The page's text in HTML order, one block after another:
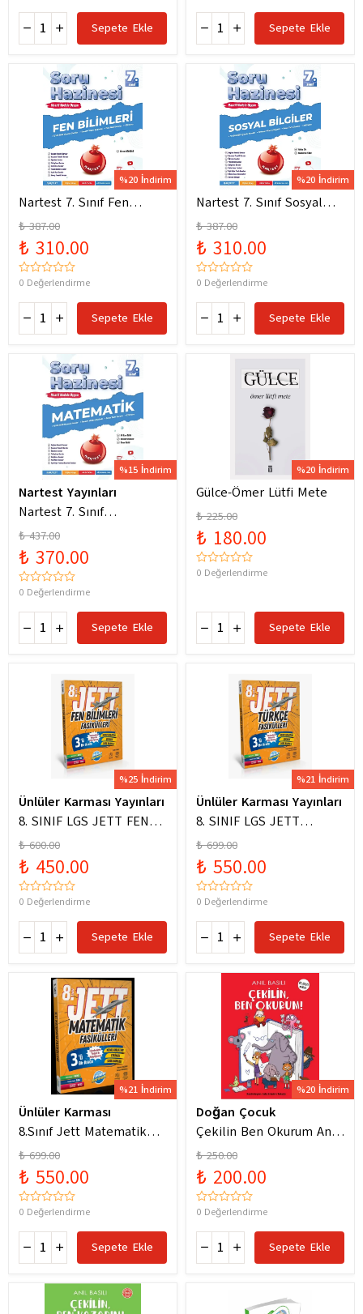
Sepete Ekle Sepete Ekle
%20 İndirim
Nartest 7. Sınıf Fen
Bilimleri Soru Hazinesi
Yeni Maarif Modele
Uygun
₺ 387.00
₺ 310.00
0 Değerlendirme
Sepete Ekle
%20 İndirim
Nartest 7. Sınıf Sosyal
Bilgiler Soru Hazinesi
Yeni Maarif Modele
Uygun
₺ 387.00
₺ 310.00
0 Değerlendirme
Sepete Ekle
%15 İndirim
Nartest Yayınları
Nartest 7. Sınıf
Matematik Soru Hazinesi
₺ 437.00
₺ 370.00
0 Değerlendirme
Sepete Ekle
%20 İndirim
Gülce-Ömer Lütfi Mete
₺ 225.00
₺ 180.00
0 Değerlendirme
Sepete Ekle
%25 İndirim
Ünlüler Karması Yayınları
8. SINIF LGS JETT FEN
BİLİMLERİ FASİKÜLLERİ
₺ 600.00
₺ 450.00
0 Değerlendirme
Sepete Ekle
%21 İndirim
Ünlüler Karması Yayınları
8. SINIF LGS JETT
TÜRKÇE FASİKÜLLERİ
₺ 699.00
₺ 550.00
0 Değerlendirme
Sepete Ekle
%21 İndirim
Ünlüler Karması
8.Sınıf Jett Matematik
Fasiküller Soru Bankası /
Kolektif / Ünlüler
Karması / 9786256529786
₺ 699.00
₺ 550.00
0 Değerlendirme
Sepete Ekle
%20 İndirim
Doğan Çocuk
Çekilin Ben Okurum Anıl
Basılı Eğlenceli
Hikayeler
₺ 250.00
₺ 200.00
0 Değerlendirme
Sepete Ekle